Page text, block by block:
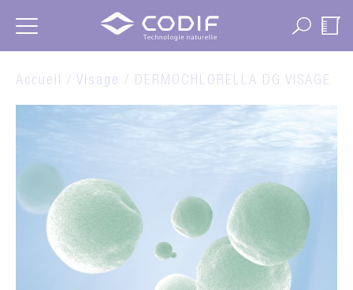
Accueil / Visage / DERMOCHLORELLA DG VISAGE
Panneau de gestion des cookies